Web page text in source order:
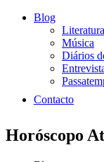
Blog
Literatura
Música
Diários
Contacto
Horóscopo